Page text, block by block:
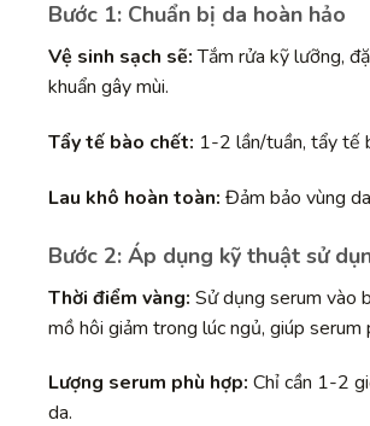
Bước 1: Chuẩn bị da hoàn hảo
Vệ sinh sạch sẽ:Tắm rửa kỹ lưỡng,
khuẩn gây mùi.
Tẩy tế bào chết: 1-2 lần/tuần, tẩy tế
Lau khô hoàn toàn: Đảm bảo vùng
Bước 2: Áp dụng kỹ thuật sử
Thời điểm vàng: Sử dụng serum vào
mồ hôi giảm trong lúc ngủ, giúp
Lượng serum phù hợp: Chỉ cần 1-2
da.